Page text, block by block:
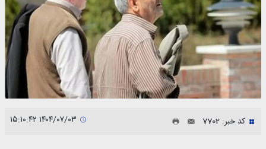
کد خبر: 7702